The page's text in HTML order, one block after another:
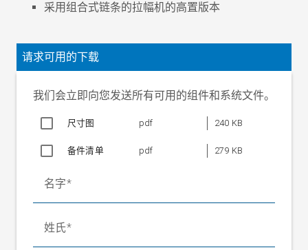
采用组合式链条的拉幅机的高置版本
织物状态
干燥或微湿
织物速度
最高 150 m/min
织物重量
最大 300 g/m²
重量
约 17 kg/对
约 20 kg/对，带有电眼 FR 55
请求可用的下载
我们会立即向您发送所有可用的组件和系统文件。
尺寸图 pdf 240 KB
备件清单 pdf 279 KB
名字
姓氏